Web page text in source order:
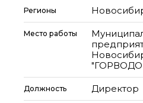
Регионы
Место работы
Должность Директор